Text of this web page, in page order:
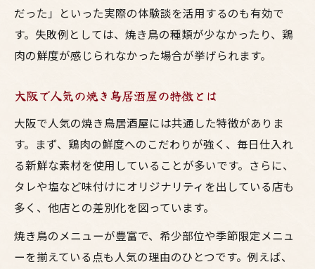
だった」といった実際の体験談を活用するのも有効で
す。失敗例としては、焼き鳥の種類が少なかったり、鶏
肉の鮮度が感じられなかった場合が挙げられます。
大阪で人気の焼き鳥居酒屋の特徴とは
大阪で人気の焼き鳥居酒屋には共通した特徴がありま
す。まず、鶏肉の鮮度へのこだわりが強く、毎日仕入れ
る新鮮な素材を使用していることが多いです。さらに、
タレや塩など味付けにオリジナリティを出している店も
多く、他店との差別化を図っています。
焼き鳥のメニューが豊富で、希少部位や季節限定メニュ
ーを揃えている点も人気の理由のひとつです。例えば、